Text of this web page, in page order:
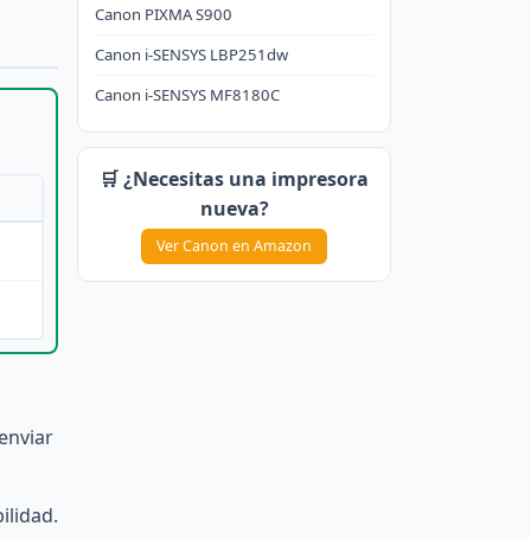
Canon PIXMA S900
Canon i-SENSYS LBP251dw
Canon i-SENSYS MF8180C
🛒 ¿Necesitas una impresora
nueva?
Ver Canon en Amazon